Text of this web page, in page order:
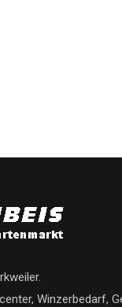
Winzerbedarf,